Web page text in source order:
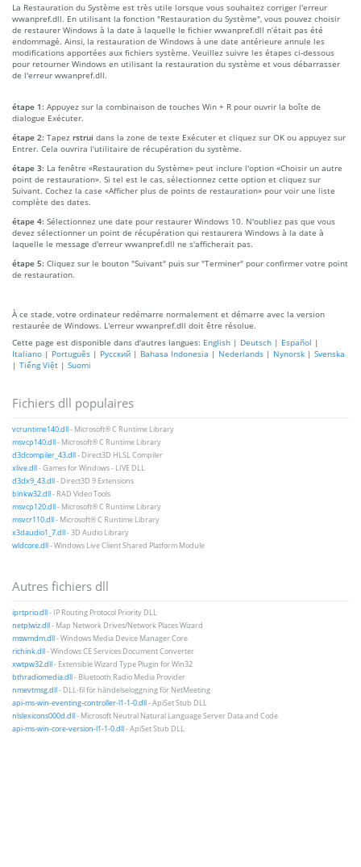
La Restauration du Système est très utile lorsque vous souhaitez corriger l'erreur
wwanpref.dll. En utilisant la fonction "Restauration du Système", vous pouvez choisir
de restaurer Windows à la date à laquelle le fichier wwanpref.dll n’était pas été
endommagé. Ainsi, la restauration de Windows à une date antérieure annule les
modifications apportées aux fichiers système. Veuillez suivre les étapes ci-dessous
pour retourner Windows en utilisant la restauration du système et vous débarrasser
de l'erreur wwanpref.dll.
étape 1: Appuyez sur la combinaison de touches Win + R pour ouvrir la boîte de
dialogue Exécuter.
étape 2: Tapez rstrui dans la zone de texte Exécuter et cliquez sur OK ou appuyez sur
Entrer. Cela ouvrira l'utilitaire de récupération du système.
étape 3: La fenêtre «Restauration du Système» peut inclure l'option «Choisir un autre
point de restauration». Si tel est le cas, sélectionnez cette option et cliquez sur
Suivant. Cochez la case «Afficher plus de points de restauration» pour voir une liste
complète des dates.
étape 4: Sélectionnez une date pour restaurer Windows 10. N'oubliez pas que vous
devez sélectionner un point de récupération qui restaurera Windows à la date à
laquelle le message d'erreur wwanpref.dll ne s'afficherait pas.
étape 5: Cliquez sur le bouton "Suivant" puis sur "Terminer" pour confirmer votre point
de restauration.
À ce stade, votre ordinateur redémarre normalement et démarre avec la version
restaurée de Windows. L'erreur wwanpref.dll doit être résolue.
Cette page est disponible dans d'autres langues: English | Deutsch | Español |
Italiano | Português | Русский | Bahasa Indonesia | Nederlands | Nynorsk | Svenska
| Tiếng Việt | Suomi
Fichiers dll populaires
vcruntime140.dll- Microsoft® C Runtime Library
msvcp140.dll- Microsoft® C Runtime Library
d3dcompiler_43.dll- Direct3D HLSL Compiler
xlive.dll- Games for Windows - LIVE DLL
d3dx9_43.dll- Direct3D 9 Extensions
binkw32.dll- RAD Video Tools
msvcp120.dll- Microsoft® C Runtime Library
msvcr110.dll- Microsoft® C Runtime Library
x3daudio1_7.dll- 3D Audio Library
wldcore.dll- Windows Live Client Shared Platform Module
Autres fichiers dll
iprtprio.dll- IP Routing Protocol Priority DLL
netplwiz.dll- Map Network Drives/Network Places Wizard
mswmdm.dll- Windows Media Device Manager Core
richink.dll- Windows CE Services Document Converter
xwtpw32.dll- Extensible Wizard Type Plugin for Win32
bthradiomedia.dll- Bluetooth Radio Media Provider
nmevtmsg.dll- DLL-fil för händelseloggning för NetMeeting
api-ms-win-eventing-controller-l1-1-0.dll- ApiSet Stub DLL
nlslexicons000d.dll- Microsoft Neutral Natural Language Server Data and Code
api-ms-win-core-version-l1-1-0.dll- ApiSet Stub DLL